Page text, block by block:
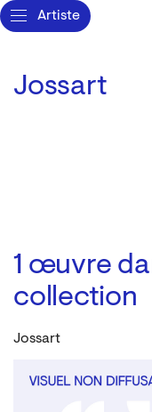
Artiste
Jossart
1 œuvre
collection
Jossart